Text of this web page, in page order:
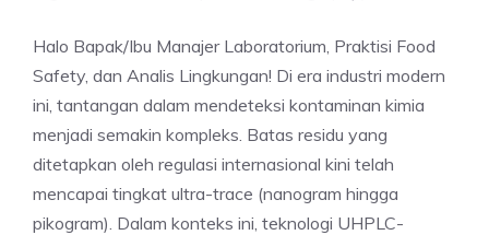
Halo Bapak/Ibu Manajer Laboratorium, Praktisi Food
Safety, dan Analis Lingkungan! Di era industri modern
ini, tantangan dalam mendeteksi kontaminan kimia
menjadi semakin kompleks. Batas residu yang
ditetapkan oleh regulasi internasional kini telah
mencapai tingkat ultra-trace (nanogram hingga
pikogram). Dalam konteks ini, teknologi UHPLC-